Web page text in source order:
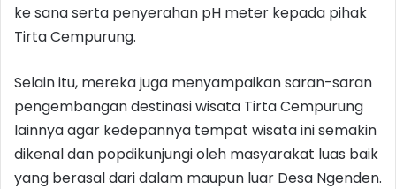
ke sana serta penyerahan pH meter kepada pihak
Tirta Cempurung.
Selain itu, mereka juga menyampaikan saran-saran
pengembangan destinasi wisata Tirta Cempurung
lainnya agar kedepannya tempat wisata ini semakin
dikenal dan popdikunjungi oleh masyarakat luas baik
yang berasal dari dalam maupun luar Desa Ngenden.